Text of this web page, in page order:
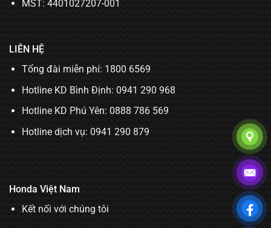
MST: 4401027207-001
LIÊN HỆ
Tổng đài miễn phí: 1800 6569
Hotline KD Bình Định:0941 290 968
Hotline KD Phú Yên:0888 786 569
Hotline dịch vụ: 0941 290 879
Honda Việt Nam
Kết nối với chúng tôi